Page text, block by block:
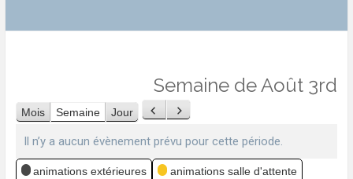
Semaine de Août 3rd
Mois Semaine Jour Précédent
Suivant
Il n’y a aucun évènement prévu pour cette période.
Catégories
animations extérieures animations salle d'attente